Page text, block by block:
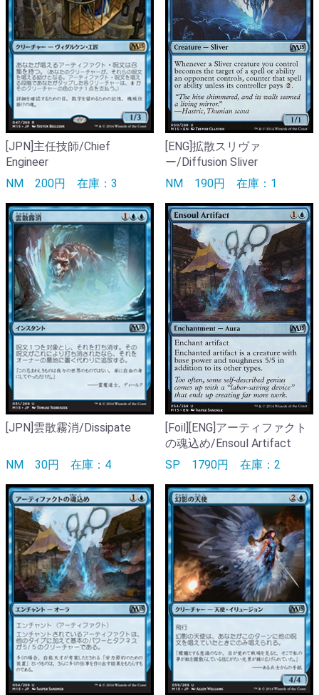
[JPN]主任技師/Chief
Engineer
NM 200円 在庫：3
[ENG]拡散スリヴァ
ー/Diffusion Sliver
NM 190円 在庫：1
[JPN]雲散霧消/Dissipate
NM 30円 在庫：4
[Foil][ENG]アーティファクト
の魂込め/Ensoul Artifact
SP 1790円 在庫：2